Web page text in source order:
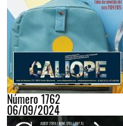
Número 1762
06/09/2024